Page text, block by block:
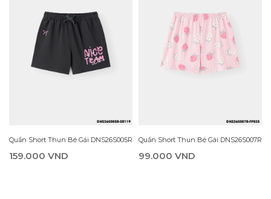
Quần Short Thun Bé Gái DNS26S005R
159.000 VND
Quần Short Thun Bé Gái DNS26S007R
99.000 VND